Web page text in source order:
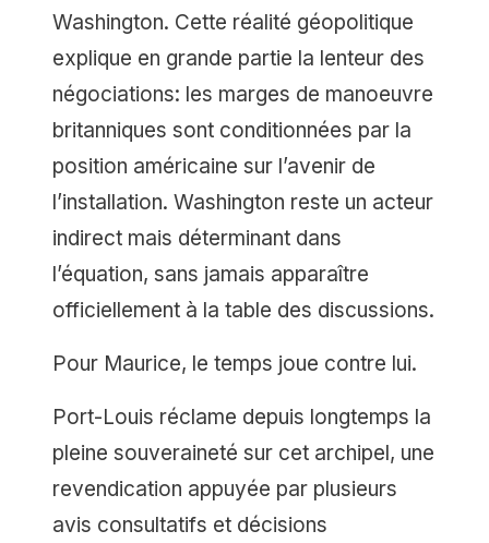
Washington. Cette réalité géopolitique
explique en grande partie la lenteur des
négociations: les marges de manoeuvre
britanniques sont conditionnées par la
position américaine sur l’avenir de
l’installation. Washington reste un acteur
indirect mais déterminant dans
l’équation, sans jamais apparaître
officiellement à la table des discussions.
Pour Maurice, le temps joue contre lui.
Port-Louis réclame depuis longtemps la
pleine souveraineté sur cet archipel, une
revendication appuyée par plusieurs
avis consultatifs et décisions